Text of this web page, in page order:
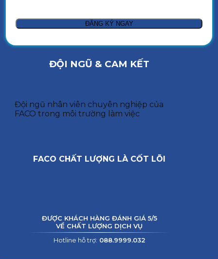
ĐỘI NGŨ & CAM KẾT
Đội ngũ nhân viên chuyên nghiệp của
FACO trong môi trường làm việc
FACO CHẤT LƯỢNG LÀ CỐT LÕI
ĐƯỢC KHÁCH HÀNG ĐÁNH GIÁ 5/5
VỀ CHẤT LƯỢNG DỊCH VỤ
Hotline hỗ trợ: 088.9999.032